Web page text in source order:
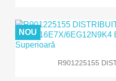
R901225155
NOU